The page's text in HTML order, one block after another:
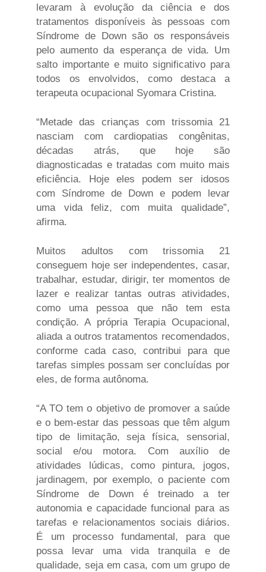
levaram à evolução da ciência e dos
tratamentos disponíveis às pessoas com
Síndrome de Down são os responsáveis
pelo aumento da esperança de vida. Um
salto importante e muito significativo para
todos os envolvidos, como destaca a
terapeuta ocupacional Syomara Cristina.
“Metade das crianças com trissomia 21
nasciam com cardiopatias congênitas,
décadas atrás, que hoje são
diagnosticadas e tratadas com muito mais
eficiência. Hoje eles podem ser idosos
com Síndrome de Down e podem levar
uma vida feliz, com muita qualidade”,
afirma.
Muitos adultos com trissomia 21
conseguem hoje ser independentes, casar,
trabalhar, estudar, dirigir, ter momentos de
lazer e realizar tantas outras atividades,
como uma pessoa que não tem esta
condição. A própria Terapia Ocupacional,
aliada a outros tratamentos recomendados,
conforme cada caso, contribui para que
tarefas simples possam ser concluídas por
eles, de forma autônoma.
“A TO tem o objetivo de promover a saúde
e o bem-estar das pessoas que têm algum
tipo de limitação, seja física, sensorial,
social e/ou motora. Com auxílio de
atividades lúdicas, como pintura, jogos,
jardinagem, por exemplo, o paciente com
Síndrome de Down é treinado a ter
autonomia e capacidade funcional para as
tarefas e relacionamentos sociais diários.
É um processo fundamental, para que
possa levar uma vida tranquila e de
qualidade, seja em casa, com um grupo de